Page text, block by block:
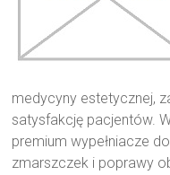
medycyny estetycznej,
satysfakcję pacjentów.
premium wypełniacze
zmarszczek i poprawy